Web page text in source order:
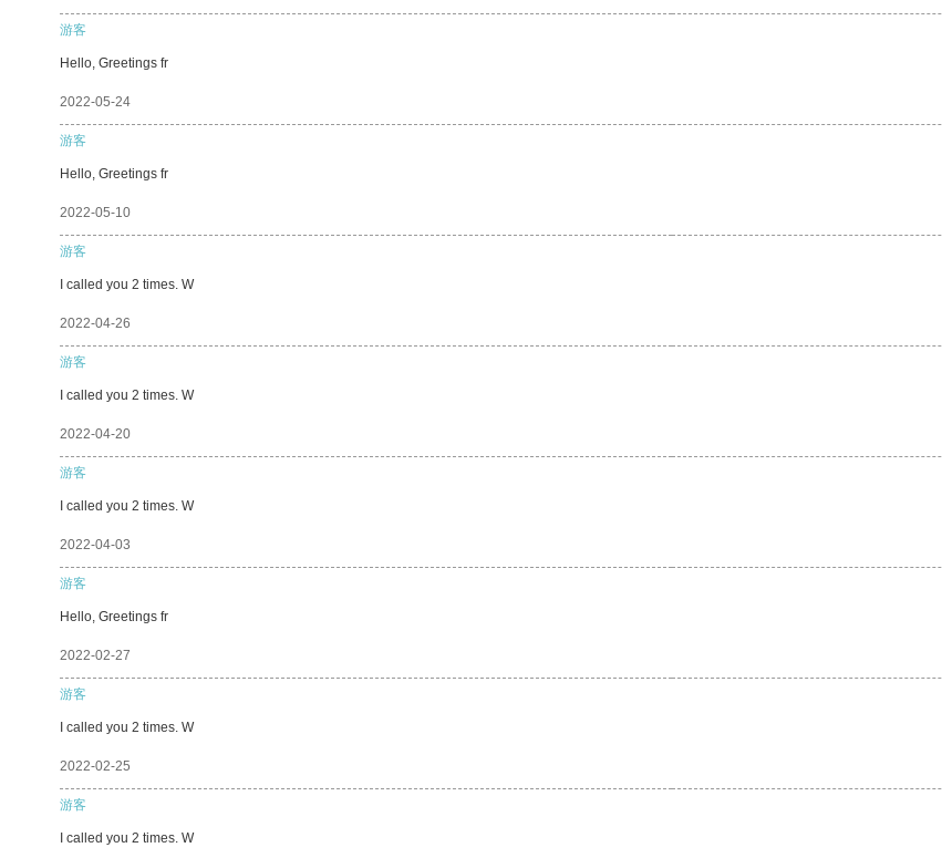
游客
Hello, Greetings fr
2022-05-24
游客
Hello, Greetings fr
2022-05-10
游客
I called you 2 times. W
2022-04-26
游客
I called you 2 times. W
2022-04-20
游客
I called you 2 times. W
2022-04-03
游客
Hello, Greetings fr
2022-02-27
游客
I called you 2 times. W
2022-02-25
游客
I called you 2 times. W